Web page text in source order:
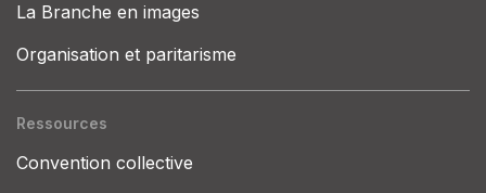
La Branche en images
Organisation et paritarisme
Ressources
Convention collective